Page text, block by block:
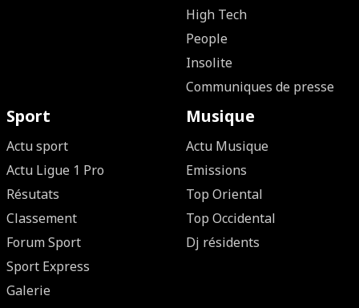
High Tech
People
Insolite
Communiques de presse
Sport
Actu sport
Actu Ligue 1 Pro
Résutats
Classement
Forum Sport
Sport Express
Galerie
Musique
Actu Musique
Emissions
Top Oriental
Top Occidental
Dj résidents